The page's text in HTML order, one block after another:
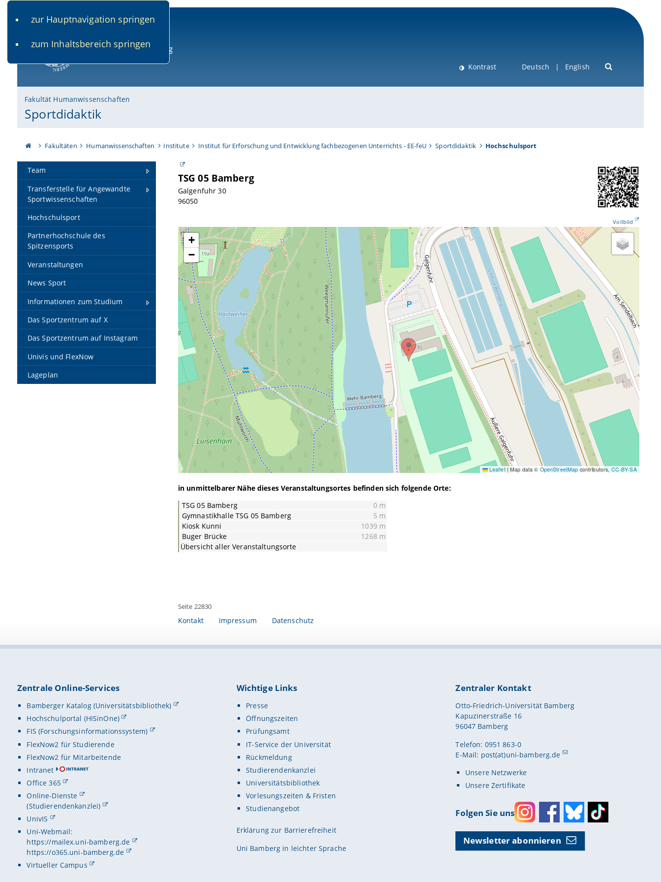
zur Hauptnavigation springen
zum Inhaltsbereich springen
Kontrast Deutsch English
Fakultät Humanwissenschaften
Sportdidaktik
Fakultäten Humanwissenschaften Institute Institut für Erforschung und Entwicklung fachbezogenen Unterrichts - EE-feU Sportdidaktik Hochschulsport
Team
Transferstelle für Angewandte
Sportwissenschaften
Hochschulsport
Partnerhochschule des
Spitzensports
Veranstaltungen
News Sport
Informationen zum Studium
Das Sportzentrum auf X
Das Sportzentrum auf Instagram
Univis und FlexNow
Lageplan
TSG 05 Bamberg
Galgenfuhr 30
96050
Vollbild
+
−
Leaflet | Map data © OpenStreetMap contributors, CC-BY-SA
in unmittelbarer Nähe dieses Veranstaltungsortes befinden sich folgende Orte:
TSG 05 Bamberg
0 m
Gymnastikhalle TSG 05 Bamberg
5 m
Kiosk Kunni
1039 m
Buger Brücke
1268 m
Übersicht aller Veranstaltungsorte
Seite 22830
Kontakt Impressum Datenschutz
Zentrale Online-Services
Bamberger Katalog (Universitätsbibliothek)
Hochschulportal (HISinOne)
FIS (Forschungsinformationssystem)
FlexNow2 für Studierende
FlexNow2 für Mitarbeitende
Intranet
Office 365
Online-Dienste
(Studierendenkanzlei)
UnivIS
Uni-Webmail:
https://mailex.uni-bamberg.de
https://o365.uni-bamberg.de
Virtueller Campus
Wichtige Links
Presse
Öffnungszeiten
Prüfungsamt
IT-Service der Universität
Rückmeldung
Studierendenkanzlei
Universitätsbibliothek
Vorlesungszeiten & Fristen
Studienangebot
Erklärung zur Barrierefreiheit
Uni Bamberg in leichter Sprache
Zentraler Kontakt
Otto-Friedrich-Universität Bamberg
Kapuzinerstraße 16
96047 Bamberg
Telefon: 0951 863-0
E-Mail: post(at)uni-bamberg.de
Unsere Netzwerke
Unsere Zertifikate
Folgen Sie uns
InstagramFacebook
Bluesky
Newsletter abonnieren